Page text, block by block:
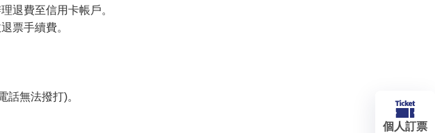
退費至信用卡帳戶。
票手續費。
無法撥打)。
個人訂票